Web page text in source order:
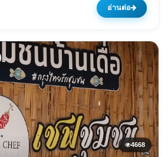
อ่านต่อ
4668